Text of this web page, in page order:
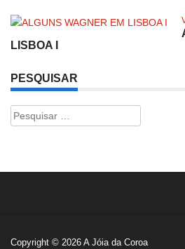
LISBOA I
PESQUISAR
Pesquisar
por:
Copyright © 2026 A Jóia da Coroa